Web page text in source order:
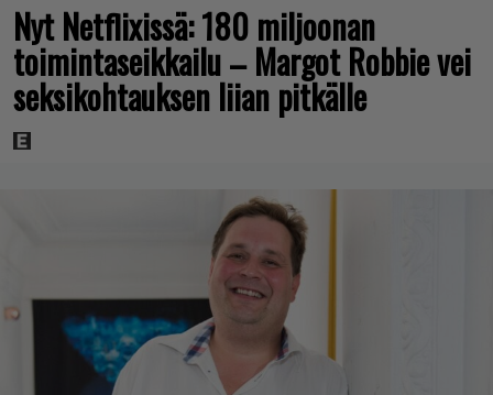
Nyt Netflixissä: 180 miljoonan
toimintaseikkailu – Margot Robbie vei
seksikohtauksen liian pitkälle